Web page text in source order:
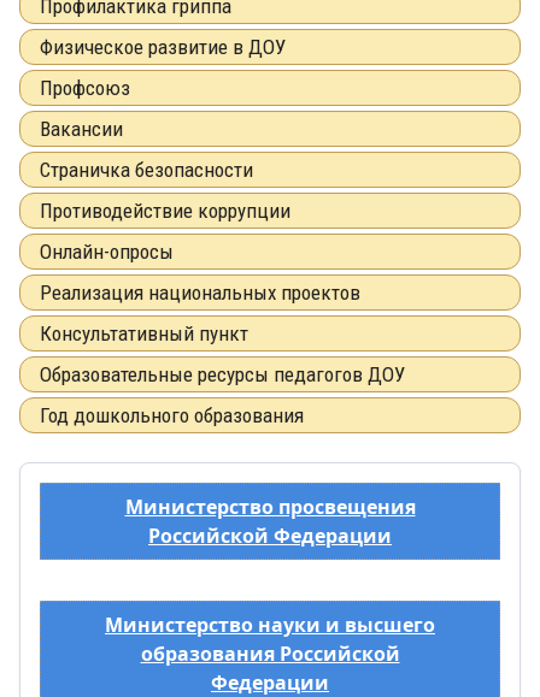
Профилактика гриппа
Физическое развитие в ДОУ
Профсоюз
Вакансии
Страничка безопасности
Противодействие коррупции
Онлайн-опросы
Реализация национальных проектов
Консультативный пункт
Образовательные ресурсы педагогов ДОУ
Год дошкольного образования
Министерство просвещения
Российской Федерации
Министерство науки и высшего
образования Российской
Федерации